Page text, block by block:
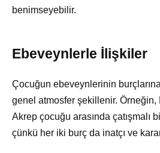
benimseyebilir.
Ebeveynlerle İlişkiler
Çocuğun ebeveynlerinin
genel atmosfer şekillenir.
Akrep çocuğu arasında çatışmalı
çünkü her iki burç da inatçı ve